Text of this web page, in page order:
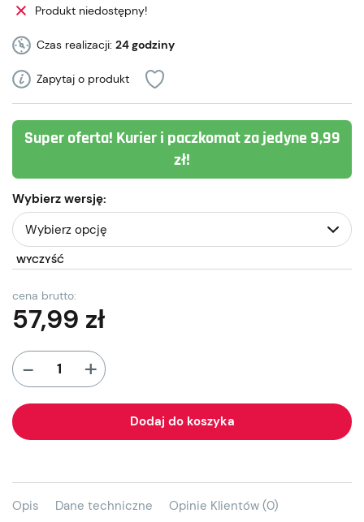
Produkt niedostępny!
Czas realizacji: 24 godziny
Zapytaj o produkt
Super oferta! Kurier i paczkomat za jedyne 9,99
zł!
Wybierz wersję:
WYCZYŚĆ
cena brutto:
57,99 zł
- +
Dodaj do koszyka
Opis Dane techniczne Opinie Klientów (0)